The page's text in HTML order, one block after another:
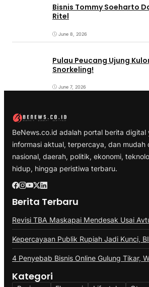
Bisnis Tommy Soeharto
Ritel
June 8, 2026
Pulau Peucang Ujung
Snorkeling!
June 7, 2026
BeNews.co.id adalah portal berita digital
informasi aktual, terpercaya, dan mudah
nasional, daerah, politik, ekonomi,
hidup, hingga peristiwa terbaru.
Berita Terbaru
Revisi TBA Maskapai Mendesak Usai
Kepercayaan Publik Rupiah Jadi Kunci,
4 Penyebab Bisnis Online Gulung Tikar,
Kategori